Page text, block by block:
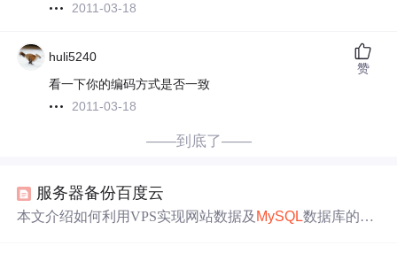
2011-03-18
huli5240
看一下你的编码方式是否一致
2011-03-18
赞
——到底了——
服务器备份百度云
本文介绍如何利用VPS实现网站数据及 MySQL数据库的自